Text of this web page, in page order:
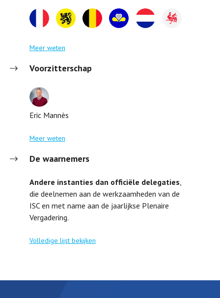
Meer weten
Voorzitterschap
Eric Mannès
Meer weten
De waarnemers
Andere instanties dan officiële delegaties,
die deelnemen aan de werkzaamheden van de
ISC en met name aan de jaarlijkse Plenaire
Vergadering.
Volledige lijst bekijken